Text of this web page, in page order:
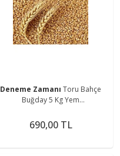
Deneme Zamanı Toru Bahçe
Buğday 5 Kg Yem
İlaçsız Yem
690,00 TL